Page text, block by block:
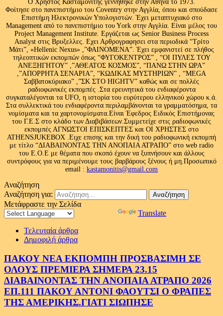
Ο Χρήστος Κασταμονίτης γεννήθηκε στην Αθήνα το 1973.
Φοίτησε στο πανεπιστήμιο του Coventry στην Αγγλία, όπου και σπούδασε
Επιστήμη Ηλεκτρονικών Υπολογιστών. Έχει μεταπτυχιακό στο
Management από το πανεπιστήμιο του Υork στην Αγγλία. Είναι μέλος του
Project Management Institute. Εργάζεται ως Senior Business Process
Analyst στις Βρυξελλες. Εχει Αρθρογραφησει στα περιοδικά “Τρίτο
Μάτι”, «Hellenic Nexus» ,”ΦΑΙΝΟΜΕΝΑ”. Έχει εμφανιστεί σε πλήθος
τηλεοπτικών εκπομπών όπως “ΦΥΓΟΚΕΝΤΡΟΣ” , “ΟΙ ΠΥΛΕΣ ΤΟΥ
ΑΝΕΞΗΓΗΤΟΥ” ,”ΑΘΕΑΤΟΣ ΚΟΣΜΟΣ”, “ΠΑΝΩ ΣΤΗΝ ΩΡΑ”
,”ΑΠΟΡΡΗΤΑ ΣΕΝΑΡΙΑ”, “ΚΩΔΙΚΑΣ ΜΥΣΤΗΡΙΩΝ” , “MEGA
Σαββατοκύριακο” ,”ΣΚ ΣΤΟ HIGHTV” καθώς και σε πολλές
ραδιοφωνικές εκπομπές .Στα ερευνητικά του ενδιαφέροντα
συγκαταλέγονται τα UFO, η ιστορία του ευρύτερου ελληνικού χώρου κ.ά.
Στα συλλεκτικά του ενδιαφέροντα περιλαμβάνονται τα γραμματόσημα, τα
νομίσματα και τα χαρτονομίσματα.Είναι Έφεδρος Ειδικός Επιστήμονας
του Γ.Ε.Σ στο κλάδο των Διαβιβάσεων.Συμμετείχε στις ραδιοφωνικές
εκπομπές ΑΓΝΩΣΤΟΙ ΕΠΙΣΚΕΠΤΕΣ και ΟΙ ΧΡΗΣΤΕΣ στο
ATHENSJUKEBOX .Ειχε επισης και την δική του ραδιοφωνική εκπομπή
με τίτλο “ΔΙΑΒΑΙΝΟΝΤΑΣ ΤΗΝ ΑΝΟΠΑΙΑ ΑΤΡΑΠΟ” στο web radio
του Ε.Ο.Ε με θέματα που σκοπό έχουν να ξυπνήσουν και άλλους
συντρόφους για να περιμένουμε τους βαρβάρους ξένους ή μη.Προσωπικό
email : kastamonitis@gmail.com
Αναζήτηση
Αναζήτηση για:
Μετάφραστε την Σελίδα
Translate
Τελευταία άρθρα
Δημοφιλή άρθρα
ΠΑΚΟΥ ΝΕΑ ΕΚΠΟΜΠΗ ΠΡΟΣΒΑΣΙΜΗ ΣΕ
ΟΛΟΥΣ ΠΡΕΜΙΕΡΑ ΣΗΜΕΡΑ 23.15
ΔΙΑΒΑΙΝΟΝΤΑΣ ΤΗΝ ΑΝΟΠΑΙΑ ΑΤΡΑΠΟ 2026
ΕΠ.111 ΠΑΚΟΥ ΑΝΤΟΝΙ ΦΑΟΥΤΣΙ Ο ΦΡΑΠΕΣ
ΤΗΣ ΑΜΕΡΙΚΗΣ.ΓΙΑΤΙ ΣΙΩΠΗΣΕ